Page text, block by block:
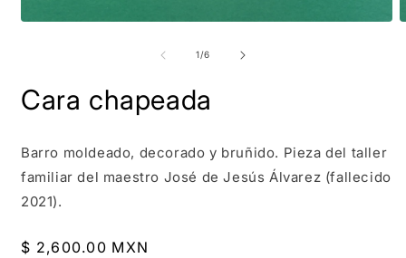
una
ventana
1/de
6
Cara chapeada
Barro moldeado, decorado y bruñido. Pieza del taller
familiar del maestro José de Jesús Álvarez (fallecido
2021).
Precio
$ 2,600.00 MXN